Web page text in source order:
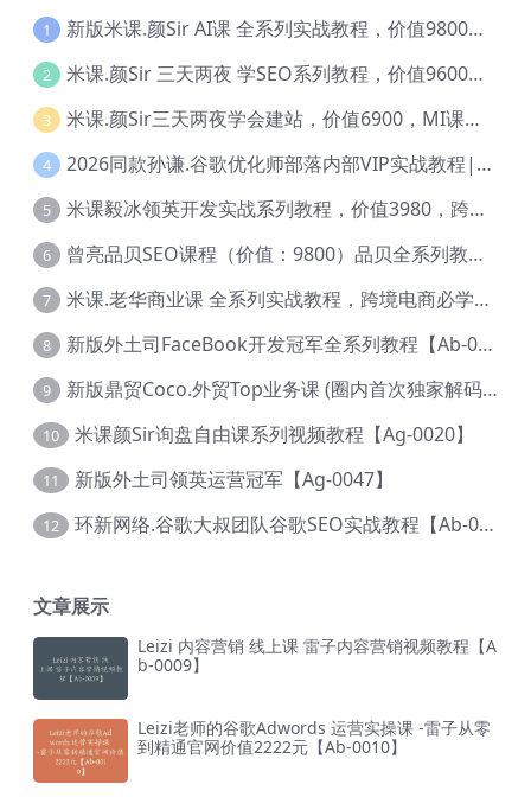
1 新版米课.颜Sir AI课 全系列实战教程，价值9800，跨境首选！【Ag-0052】
2 米课.颜Sir 三天两夜 学SEO系列教程，价值9600元，跨境人都在学 【Ag-0056】
3 米课.颜Sir三天两夜学会建站，价值6900，MI课甄选课程 【Ag-0055】
4 2026同款孙谦.谷歌优化师部落内部VIP实战教程|价值4999元全网独家解码（官方报名版本）【@034】
5 米课毅冰领英开发实战系列教程，价值3980，跨境必选【Ag-0049】
6 曾亮品贝SEO课程（价值：9800）品贝全系列教程 【Ab-0022】
7 米课.老华商业课 全系列实战教程，跨境电商必学，价值16900元【Ag-0053】
8 新版外土司FaceBook开发冠军全系列教程【Ab-0021】
9 新版鼎贸Coco.外贸Top业务课 (圈内首次独家解码|460节课)【Ag-0091】
10 米课颜Sir询盘自由课系列视频教程【Ag-0020】
11 新版外土司领英运营冠军【Ag-0047】
12 环新网络.谷歌大叔团队谷歌SEO实战教程【Ab-0024】
文章展示
Leizi 内容营销 线上课 雷子内容营销视频教程【A
b-0009】
Leizi老师的谷歌Adwords 运营实操课 -雷子从零
到精通官网价值2222元【Ab-0010】